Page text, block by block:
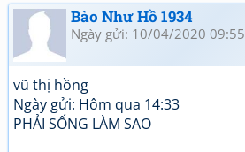
Bào Như Hồ 1934
Ngày gửi: 10/04/2020 09:55
vũ thị hồng
Ngày gửi: Hôm qua 14:33
PHẢI SỐNG LÀM SAO